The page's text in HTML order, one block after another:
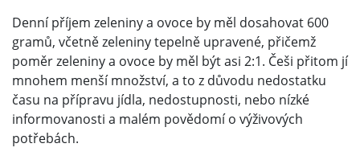
Denní příjem zeleniny a ovoce by měl dosahovat 600
gramů, včetně zeleniny tepelně upravené, přičemž
poměr zeleniny a ovoce by měl být asi 2:1. Češi přitom jí
mnohem menší množství, a to z důvodu nedostatku
času na přípravu jídla, nedostupnosti, nebo nízké
informovanosti a malém povědomí o výživových
potřebách.